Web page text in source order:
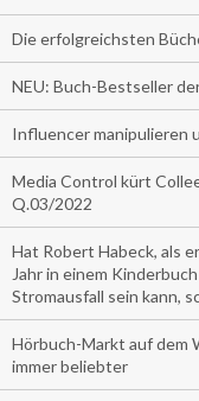
Die erfolgreichsten
NEU: Buch-Bestseller
Influencer manipulieren
Media Control kürt
Q.03/2022
Hat Robert Habeck, als
Jahr in einem
Stromausfall sein kann,
Hörbuch-Markt auf dem
immer beliebter